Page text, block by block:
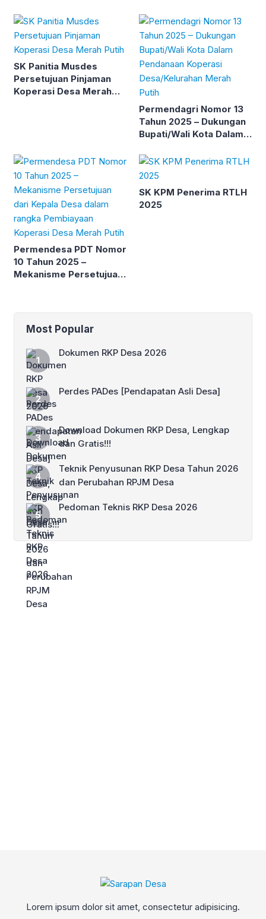
Merah Putih
SK Panitia Musdes
Persetujuan Pinjaman
Koperasi Desa Merah
Permendagri Nomor 13
Tahun 2025 – Dukungan
Bupati/Wali Kota Dalam
Desa/Kelurahan Merah
Putih
Permendesa PDT Nomor
10 Tahun 2025 –
Mekanisme Persetujuan
Koperasi Desa Merah
Putih
SK KPM Penerima RTLH
2025
Most Popular
Dokumen RKP Desa 2026
Perdes PADes [Pendapatan Asli Desa]
Download Dokumen RKP Desa, Lengkap
dan Gratis!!!
Teknik Penyusunan RKP Desa Tahun 2026
dan Perubahan RPJM Desa
Pedoman Teknis RKP Desa 2026
Lorem ipsum dolor sit amet, consectetur adipisicing.